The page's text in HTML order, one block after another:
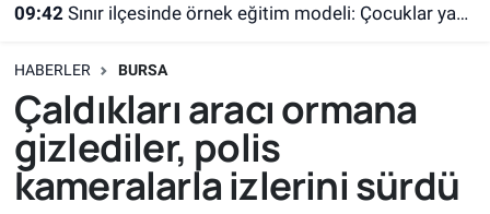
09:42 Sınır ilçesinde örnek eğitim modeli: Çocuklar yazın ekran yerine etkinlikleri seçti
HABERLER BURSA
Çaldıkları aracı ormana
gizlediler, polis
kameralarla izlerini sürdü
Süper Lig Puan Durumu ve Fikstür
Tüm Manşetler
Son Dakika Haberleri